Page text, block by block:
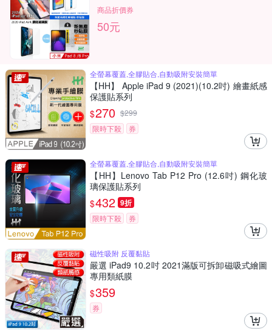
商品折價券
50元
全螢幕覆蓋,全膠貼合,自動吸附安裝簡單
【HH】 Apple iPad 9 (2021)(10.2吋) 繪畫紙感
保護貼系列
$270 $299
限時下殺
券
全螢幕覆蓋,全膠貼合,自動吸附安裝簡單
【HH】Lenovo Tab P12 Pro (12.6吋) 鋼化玻
璃保護貼系列
$432 9折
限時下殺 券
磁性吸附 反覆黏貼
嚴選 iPad9 10.2吋 2021滿版可拆卸磁吸式繪圖
專用類紙膜
$359
券